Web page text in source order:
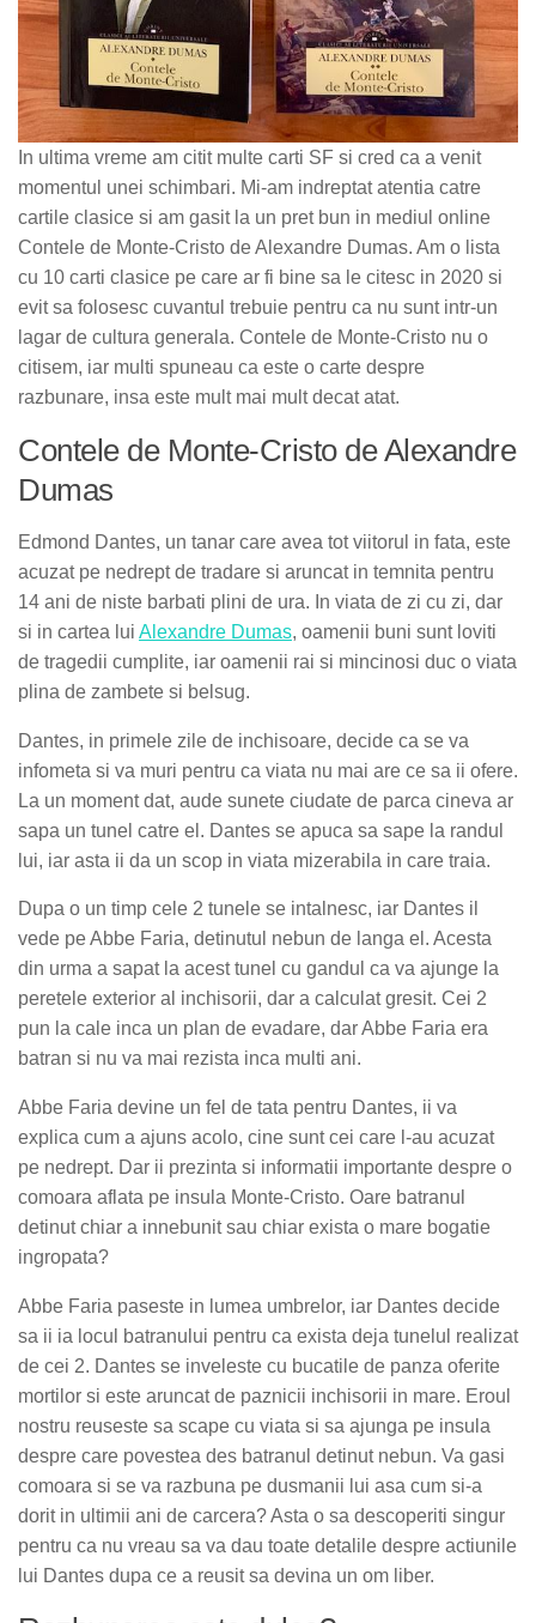
In ultima vreme am citit multe carti SF si cred ca a venit
momentul unei schimbari. Mi-am indreptat atentia catre
cartile clasice si am gasit la un pret bun in mediul online
Contele de Monte-Cristo de Alexandre Dumas. Am o lista
cu 10 carti clasice pe care ar fi bine sa le citesc in 2020 si
evit sa folosesc cuvantul trebuie pentru ca nu sunt intr-un
lagar de cultura generala. Contele de Monte-Cristo nu o
citisem, iar multi spuneau ca este o carte despre
razbunare, insa este mult mai mult decat atat.
Contele de Monte-Cristo de Alexandre
Dumas
Edmond Dantes, un tanar care avea tot viitorul in fata, este
acuzat pe nedrept de tradare si aruncat in temnita pentru
14 ani de niste barbati plini de ura. In viata de zi cu zi, dar
si in cartea lui Alexandre Dumas, oamenii buni sunt loviti
de tragedii cumplite, iar oamenii rai si mincinosi duc o viata
plina de zambete si belsug.
Dantes, in primele zile de inchisoare, decide ca se va
infometa si va muri pentru ca viata nu mai are ce sa ii ofere.
La un moment dat, aude sunete ciudate de parca cineva ar
sapa un tunel catre el. Dantes se apuca sa sape la randul
lui, iar asta ii da un scop in viata mizerabila in care traia.
Dupa o un timp cele 2 tunele se intalnesc, iar Dantes il
vede pe Abbe Faria, detinutul nebun de langa el. Acesta
din urma a sapat la acest tunel cu gandul ca va ajunge la
peretele exterior al inchisorii, dar a calculat gresit. Cei 2
pun la cale inca un plan de evadare, dar Abbe Faria era
batran si nu va mai rezista inca multi ani.
Abbe Faria devine un fel de tata pentru Dantes, ii va
explica cum a ajuns acolo, cine sunt cei care l-au acuzat
pe nedrept. Dar ii prezinta si informatii importante despre o
comoara aflata pe insula Monte-Cristo. Oare batranul
detinut chiar a innebunit sau chiar exista o mare bogatie
ingropata?
Abbe Faria paseste in lumea umbrelor, iar Dantes decide
sa ii ia locul batranului pentru ca exista deja tunelul realizat
de cei 2. Dantes se inveleste cu bucatile de panza oferite
mortilor si este aruncat de paznicii inchisorii in mare. Eroul
nostru reuseste sa scape cu viata si sa ajunga pe insula
despre care povestea des batranul detinut nebun. Va gasi
comoara si se va razbuna pe dusmanii lui asa cum si-a
dorit in ultimii ani de carcera? Asta o sa descoperiti singur
pentru ca nu vreau sa va dau toate detalile despre actiunile
lui Dantes dupa ce a reusit sa devina un om liber.